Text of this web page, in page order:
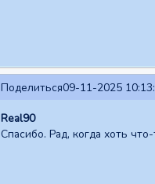
Поделиться09-11-2025
Real90
Спасибо. Рад, когда хоть